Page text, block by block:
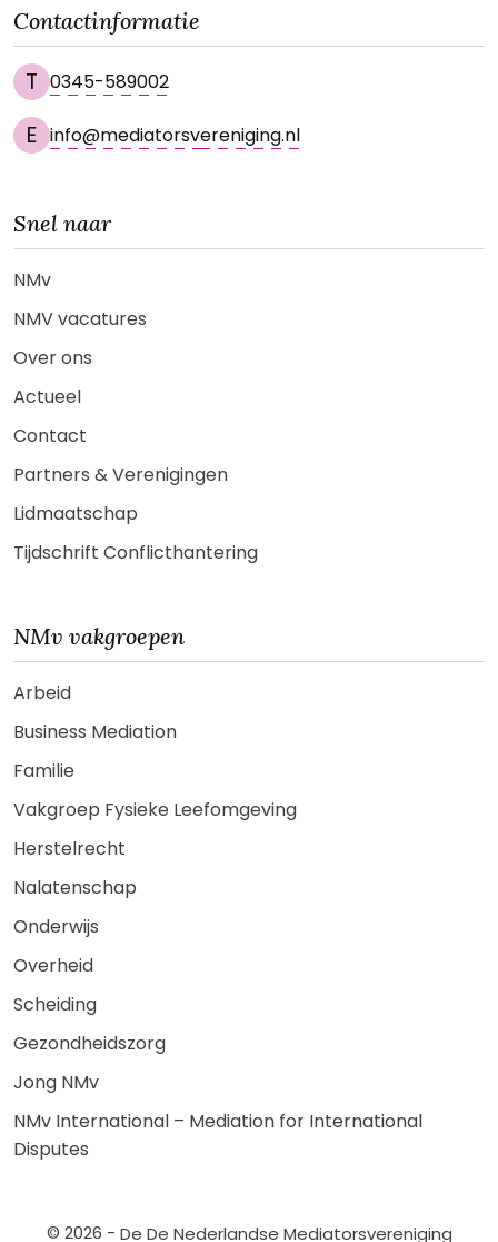
Contactinformatie
T 0345-589002
E info@mediatorsvereniging.nl
Snel naar
NMv
NMV vacatures
Over ons
Actueel
Contact
Partners & Verenigingen
Lidmaatschap
Tijdschrift Conflicthantering
NMv vakgroepen
Arbeid
Business Mediation
Familie
Vakgroep Fysieke Leefomgeving
Herstelrecht
Nalatenschap
Onderwijs
Overheid
Scheiding
Gezondheidszorg
Jong NMv
NMv International – Mediation for International
Disputes
© 2026 - De De Nederlandse Mediatorsvereniging